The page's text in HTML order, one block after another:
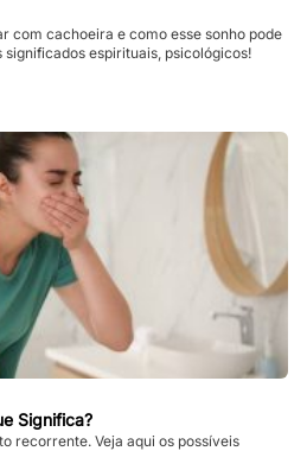
com cachoeira e como esse sonho pode
espirituais, psicológicos!
Significa?
recorrente. Veja aqui os possíveis